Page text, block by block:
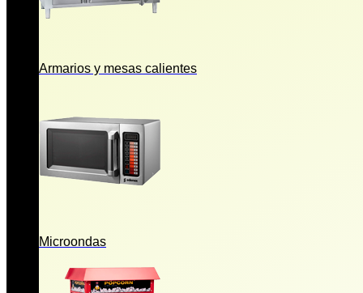
Armarios y mesas calientes
Microondas